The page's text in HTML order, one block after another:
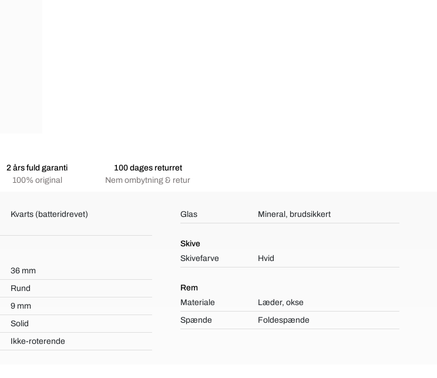
2 års fuld garanti
100% original
100 dages returret
Nem ombytning & retur
Kvarts (batteridrevet)
36 mm
Rund
9 mm
Solid
Ikke-roterende
Glas Mineral, brudsikkert
Skive
Skivefarve
Hvid
Rem
Materiale
Læder, okse
Spænde
Foldespænde